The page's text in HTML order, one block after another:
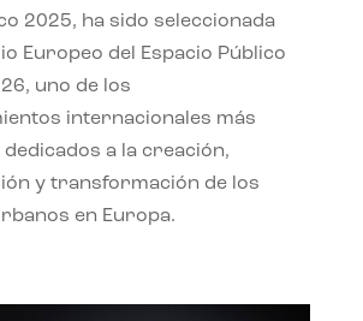
2025, ha sido seleccionada
Europeo del Espacio Público
uno de los
internacionales más
a la creación,
y transformación de los
en Europa.